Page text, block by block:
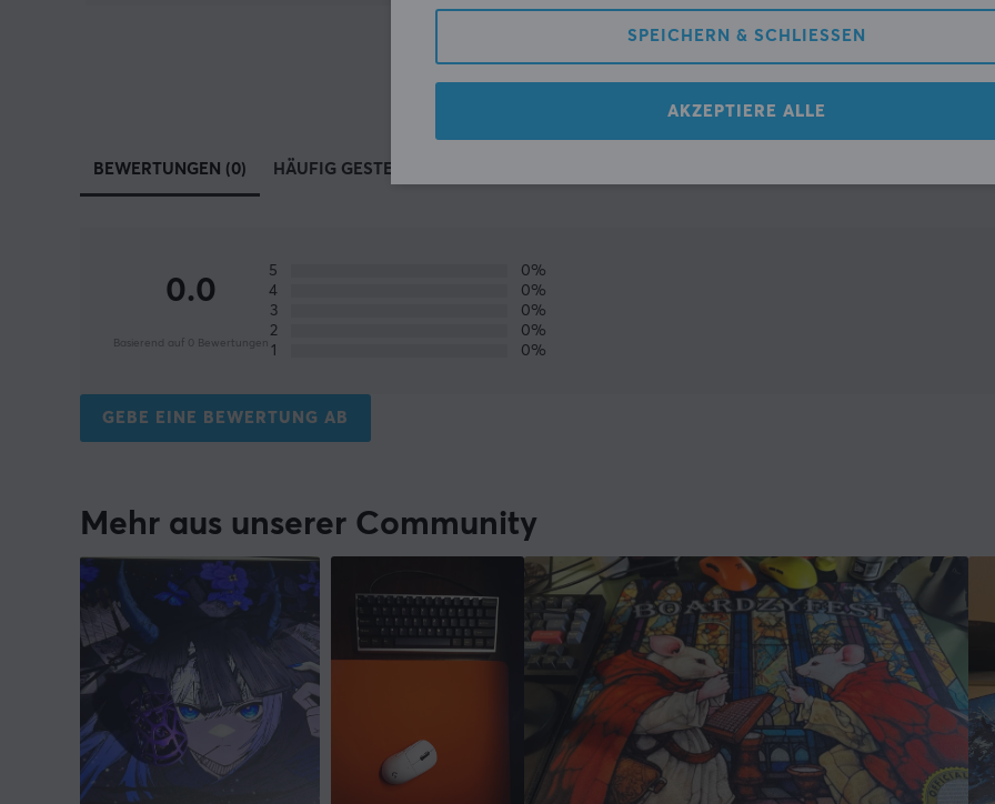
BEWERTUNGEN (0) HÄUFIG GESTELLTE FRAGEN (0)
0.0
Basierend auf 0 Bewertungen
5
0%
4
0%
3
0%
2
0%
1
0%
GEBE EINE BEWERTUNG AB
Mehr aus unserer Community
SPEICHERN & SCHLIESSEN
AKZEPTIERE ALLE